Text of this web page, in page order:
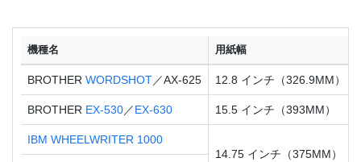
機種名 用紙幅
BROTHER WORDSHOT／AX-625 12.8 インチ（326.9MM）
BROTHER EX-530／EX-630 15.5 インチ（393MM）
IBM WHEELWRITER 1000
14.75 インチ（375MM）